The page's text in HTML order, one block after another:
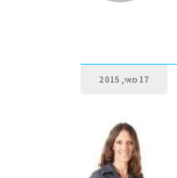
17 מאי, 2015